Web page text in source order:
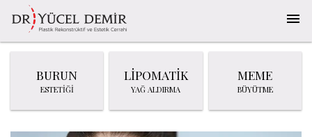
BURUN
ESTETİĞİ
LİPOMATİK
YAĞ ALDIRMA
MEME
BÜYÜTME